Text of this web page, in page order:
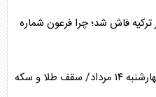
فاش شد؛ چرا فرعون شماره
آخرین قیمت طلا و سکه امروز چهارشنبه ۱۴ مرداد/ سقف طلا و سکه